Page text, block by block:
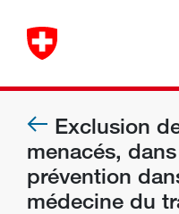
Exclusion
menacés,
prévention
médecine du